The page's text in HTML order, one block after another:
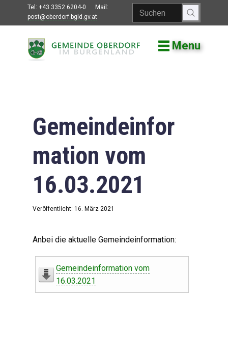
Tel: +43 3352 6204-0
Mail:
post@oberdorf.bgld.gv.at
Menu
Willkommen
Gemeindeamt
Gemeinderat
Bildung
Vereine
Leben in Oberdorf
Gemeindeinfor
mation vom
16.03.2021
Veröffentlicht: 16. März 2021
Anbei die aktuelle Gemeindeinformation:
Gemeindeinformation vom
16.03.2021